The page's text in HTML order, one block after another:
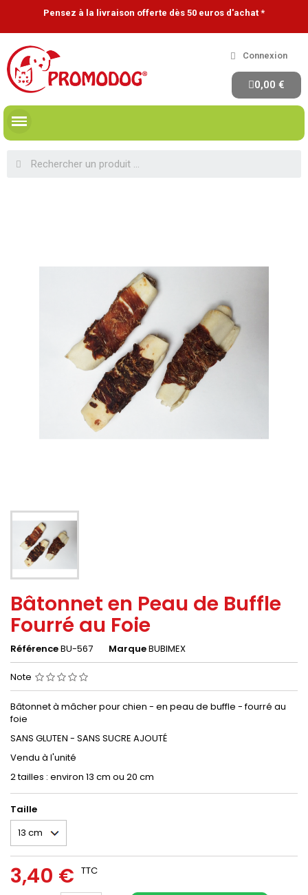
Pensez à la livraison offerte dès 50 euros d'achat *
Connexion
0,00 €
Bâtonnet en Peau de Buffle
Fourré au Foie
RéférenceBU-567 MarqueBUBIMEX
Note
Bâtonnet à mâcher pour chien - en peau de buffle - fourré au
foie
SANS GLUTEN - SANS SUCRE AJOUTÉ
Vendu à l'unité
2 tailles : environ 13 cm ou 20 cm
Taille
3,40 € TTC